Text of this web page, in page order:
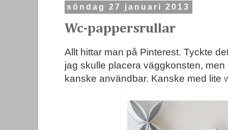
söndag 27 januari 2013
Wc-pappersrullar
Allt hittar man på Pinterest. Tyckte
jag skulle placera väggkonsten,
kanske användbar. Kanske med lite